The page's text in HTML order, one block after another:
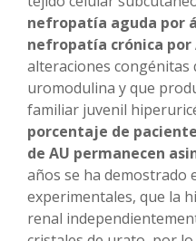
nefropatía aguda por
nefropatía crónica por
alteraciones congénitas
uromodulina y que
familiar juvenil
porcentaje de
de AU permanecen
años se ha demostrado
experimentales, que la
renal